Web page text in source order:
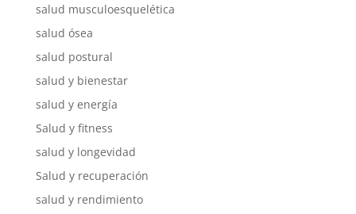
salud musculoesquelética
salud ósea
salud postural
salud y bienestar
salud y energía
Salud y fitness
salud y longevidad
Salud y recuperación
salud y rendimiento